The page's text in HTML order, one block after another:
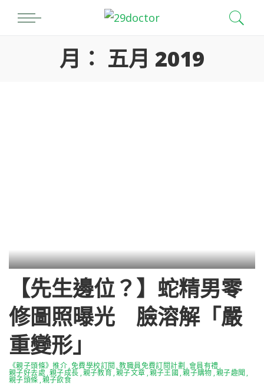
月： 五月 2019
【先生邊位？】蛇精男零
修圖照曝光 臉溶解「嚴
重變形」
《親子頭條》推介 免費學校訂閱 教職員免費訂閱計劃 會員有禮
親子好去處 親子成長 親子教育 親子文章 親子王國 親子購物 親子趣聞
親子頭條 親子飲食